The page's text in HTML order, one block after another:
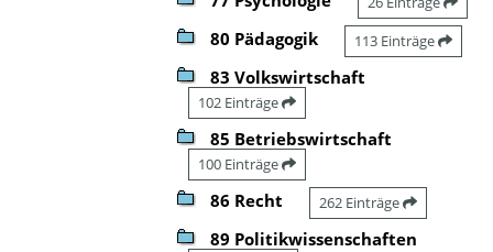
80 Pädagogik 113 Einträge
83 Volkswirtschaft
102 Einträge
85 Betriebswirtschaft
100 Einträge
86 Recht 262 Einträge
89 Politikwissenschaften